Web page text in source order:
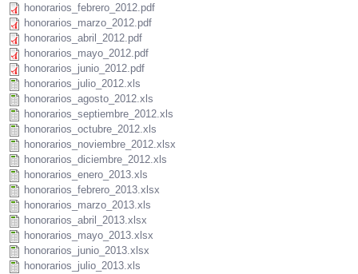
honorarios_febrero_2012.pdf
honorarios_marzo_2012.pdf
honorarios_abril_2012.pdf
honorarios_mayo_2012.pdf
honorarios_junio_2012.pdf
honorarios_julio_2012.xls
honorarios_agosto_2012.xls
honorarios_septiembre_2012.xls
honorarios_octubre_2012.xls
honorarios_noviembre_2012.xlsx
honorarios_diciembre_2012.xls
honorarios_enero_2013.xls
honorarios_febrero_2013.xlsx
honorarios_marzo_2013.xls
honorarios_abril_2013.xlsx
honorarios_mayo_2013.xlsx
honorarios_junio_2013.xlsx
honorarios_julio_2013.xls